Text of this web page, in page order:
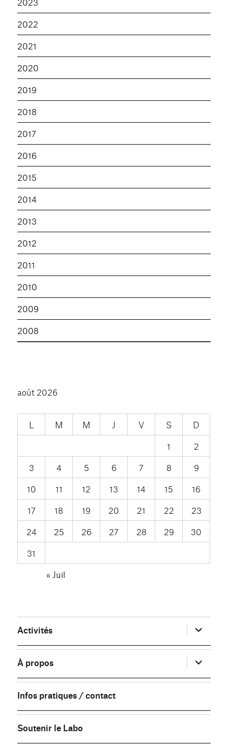
2022
2021
2020
2019
2018
2017
2016
2015
2014
2013
2012
2011
2010
2009
2008
août 2026
L M M J V S
D
1
2
3
4 5 6 7 8
9
10
11 12 13 14 15
16
17
18 19 20 21 22
23
24
25 26 27 28 29
30
31
« Juil
Activités ouvrir
le
sous-
menu
À propos
ouvrir
le
sous-
menu
Infos pratiques / contact
Soutenir le Labo